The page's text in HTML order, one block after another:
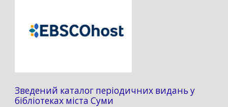
Зведений каталог періодичних видань у
бібліотеках міста Суми